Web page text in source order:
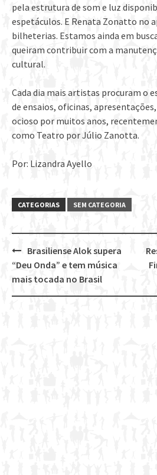
pela estrutura de som e luz
espetáculos. E Renata Zonatto no
bilheterias. Estamos ainda em
queiram contribuir com a
cultural.
Cada dia mais artistas procuram o
de ensaios, oficinas,
ocioso por muitos anos,
como Teatro por Júlio Zanotta.
Por: Lizandra Ayello
CATEGORIAS SEM CATEGORIA
Post
navigation
Brasiliense Alok supera
“Deu Onda” e tem música
mais tocada no Brasil